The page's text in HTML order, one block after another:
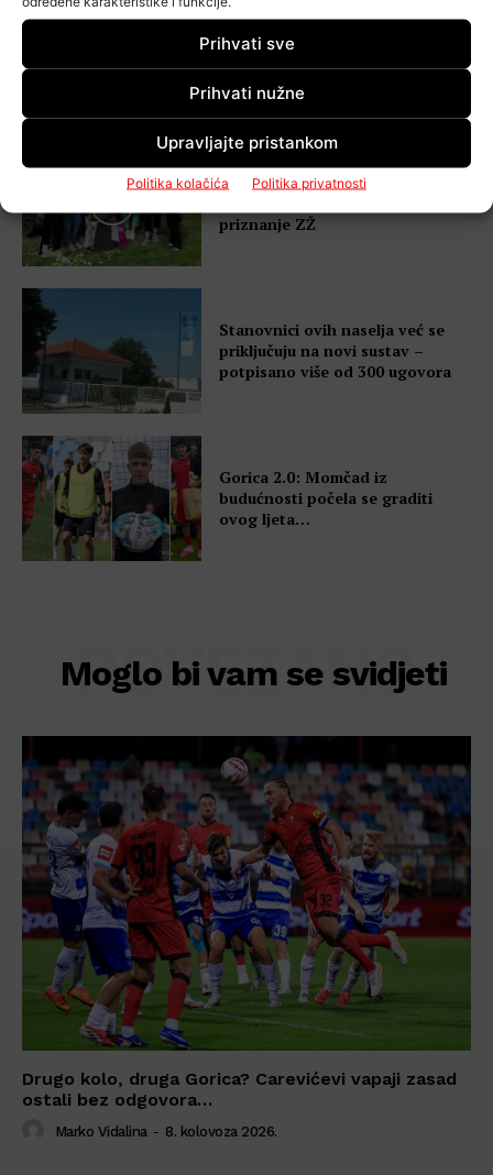
Prihvati sve
Prihvati nužne
Upravljajte pristankom
Politika kolačića Politika privatnosti
VIDEO Šebalj upozorava nakon
nove tragedije: “Romobili uopće
nisu zafrkancija”
VIDEO Povelja za veliko srce
priznanje ZŽ
Stanovnici ovih naselja već se
priključuju na novi sustav –
potpisano više od 300 ugovora
Gorica 2.0: Momčad iz
budućnosti počela se graditi
ovog ljeta…
Moglo bi vam se svidjeti
POVEZANO
Drugo kolo, druga Gorica? Carevićevi vapaji zasad
ostali bez odgovora…
Marko Vidalina - 8. kolovoza 2026.